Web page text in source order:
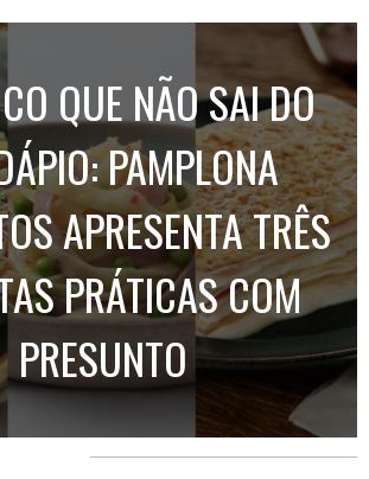
QUE NÃO SAI DO
PAMPLONA
APRESENTA TRÊS
PRÁTICAS COM
PRESUNTO